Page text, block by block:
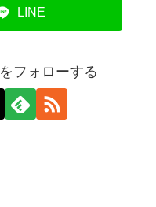
LINE
フォローする